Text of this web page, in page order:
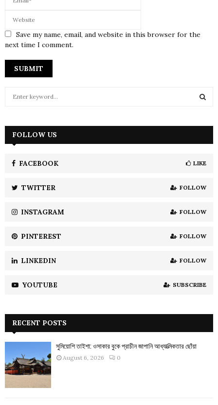
Save my name, email, and website in this browser for the
next time I comment.
h
H
FOLLOW US
FACEBOOK LIKE
TWITTER FOLLOW
INSTAGRAM FOLLOW
PINTEREST FOLLOW
LINKEDIN FOLLOW
YOUTUBE SUBSCRIBE
RECENT POSTS
সুমিয়োশি তাইশা: ওসাকার বুকে প্রাচীন জাপানি আধ্যাত্মিকতার ছোঁয়া
August 6, 2026 0